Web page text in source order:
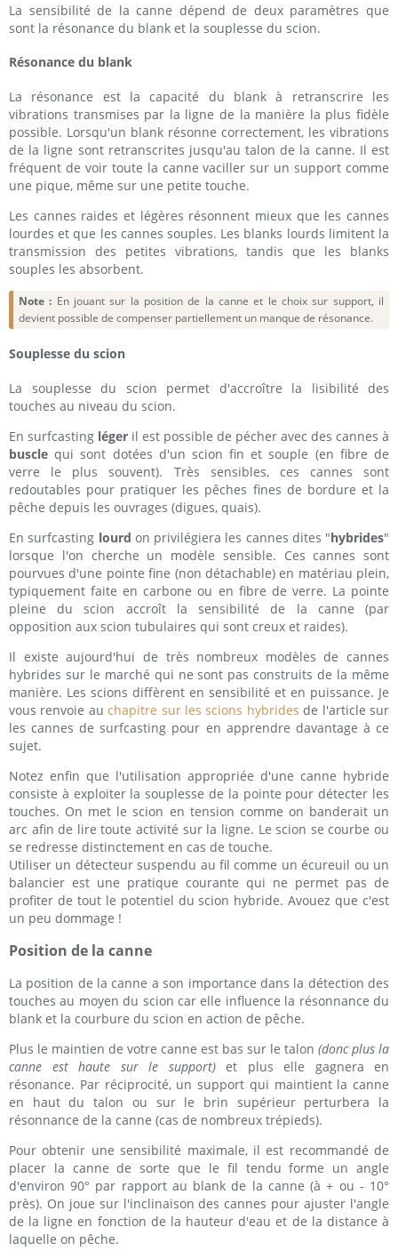
La sensibilité de la canne dépend de deux paramètres que
sont la résonance du blank et la souplesse du scion.
Résonance du blank
La résonance est la capacité du blank à retranscrire les
vibrations transmises par la ligne de la manière la plus fidèle
possible. Lorsqu'un blank résonne correctement, les vibrations
de la ligne sont retranscrites jusqu'au talon de la canne. Il est
fréquent de voir toute la canne vaciller sur un support comme
une pique, même sur une petite touche.
Les cannes raides et légères résonnent mieux que les cannes
lourdes et que les cannes souples. Les blanks lourds limitent la
transmission des petites vibrations, tandis que les blanks
souples les absorbent.
Note : En jouant sur la position de la canne et le choix sur support, il
devient possible de compenser partiellement un manque de résonance.
Souplesse du scion
La souplesse du scion permet d'accroître la lisibilité des
touches au niveau du scion.
En surfcasting léger il est possible de pécher avec des cannes à
buscle qui sont dotées d'un scion fin et souple (en fibre de
verre le plus souvent). Très sensibles, ces cannes sont
redoutables pour pratiquer les pêches fines de bordure et la
pêche depuis les ouvrages (digues, quais).
En surfcasting lourd on privilégiera les cannes dites "hybrides"
lorsque l'on cherche un modèle sensible. Ces cannes sont
pourvues d'une pointe fine (non détachable) en matériau plein,
typiquement faite en carbone ou en fibre de verre. La pointe
pleine du scion accroît la sensibilité de la canne (par
opposition aux scion tubulaires qui sont creux et raides).
Il existe aujourd'hui de très nombreux modèles de cannes
hybrides sur le marché qui ne sont pas construits de la même
manière. Les scions diffèrent en sensibilité et en puissance. Je
vous renvoie auchapitre sur les scions hybrides de l'article sur
les cannes de surfcasting pour en apprendre davantage à ce
sujet.
Notez enfin que l'utilisation appropriée d'une canne hybride
consiste à exploiter la souplesse de la pointe pour détecter les
touches. On met le scion en tension comme on banderait un
arc afin de lire toute activité sur la ligne. Le scion se courbe ou
se redresse distinctement en cas de touche.
Utiliser un détecteur suspendu au fil comme un écureuil ou un
balancier est une pratique courante qui ne permet pas de
profiter de tout le potentiel du scion hybride. Avouez que c'est
un peu dommage !
Position de la canne
La position de la canne a son importance dans la détection des
touches au moyen du scion car elle influence la résonnance du
blank et la courbure du scion en action de pêche.
Plus le maintien de votre canne est bas sur le talon (donc plus la
canne est haute sur le support)et plus elle gagnera en
résonance. Par réciprocité, un support qui maintient la canne
en haut du talon ou sur le brin supérieur perturbera la
résonnance de la canne (cas de nombreux trépieds).
Pour obtenir une sensibilité maximale, il est recommandé de
placer la canne de sorte que le fil tendu forme un angle
d'environ 90° par rapport au blank de la canne (à + ou - 10°
près). On joue sur l'inclinaison des cannes pour ajuster l'angle
de la ligne en fonction de la hauteur d'eau et de la distance à
laquelle on pêche.